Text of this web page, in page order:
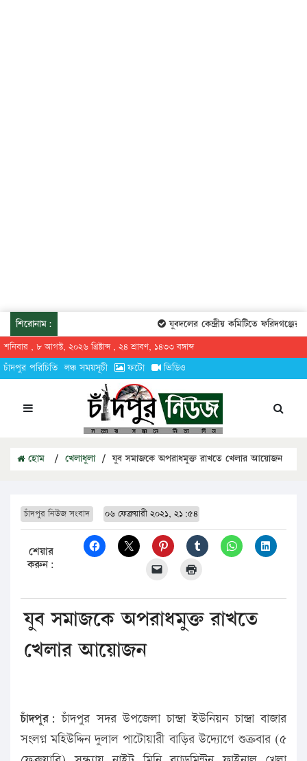
শিরোনাম: যুবদলের কেন্দ্রীয় কমিটিতে ফরিদগঞ্জের
শনিবার , ৮ আগস্ট, ২০২৬ খ্রিষ্টাব্দ , ২৪ শ্রাবণ, ১৪৩৩ বঙ্গাব্দ
চাঁদপুর পরিচিতি লঞ্চ সময়সূচী ফটো ভিডিও
হোম / খেলাধুলা / যুব সমাজকে অপরাধমুক্ত রাখতে খেলার আয়োজন
চাঁদপুর নিউজ সংবাদ ০৬ ফেব্রুয়ারী ২০২১, ২১:৫৪
শেয়ার
করুন:
যুব সমাজকে অপরাধমুক্ত রাখতে
খেলার আয়োজন
চাঁদপুর: চাঁদপুর সদর উপজেলা চান্দ্রা ইউনিয়ন চান্দ্রা বাজার
সংলগ্ন মহিউদ্দিন দুলাল পাটোয়ারী বাড়ির উদ্যোগে শুক্রবার (৫